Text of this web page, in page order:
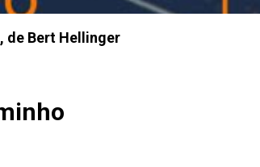
de Bert Hellinger